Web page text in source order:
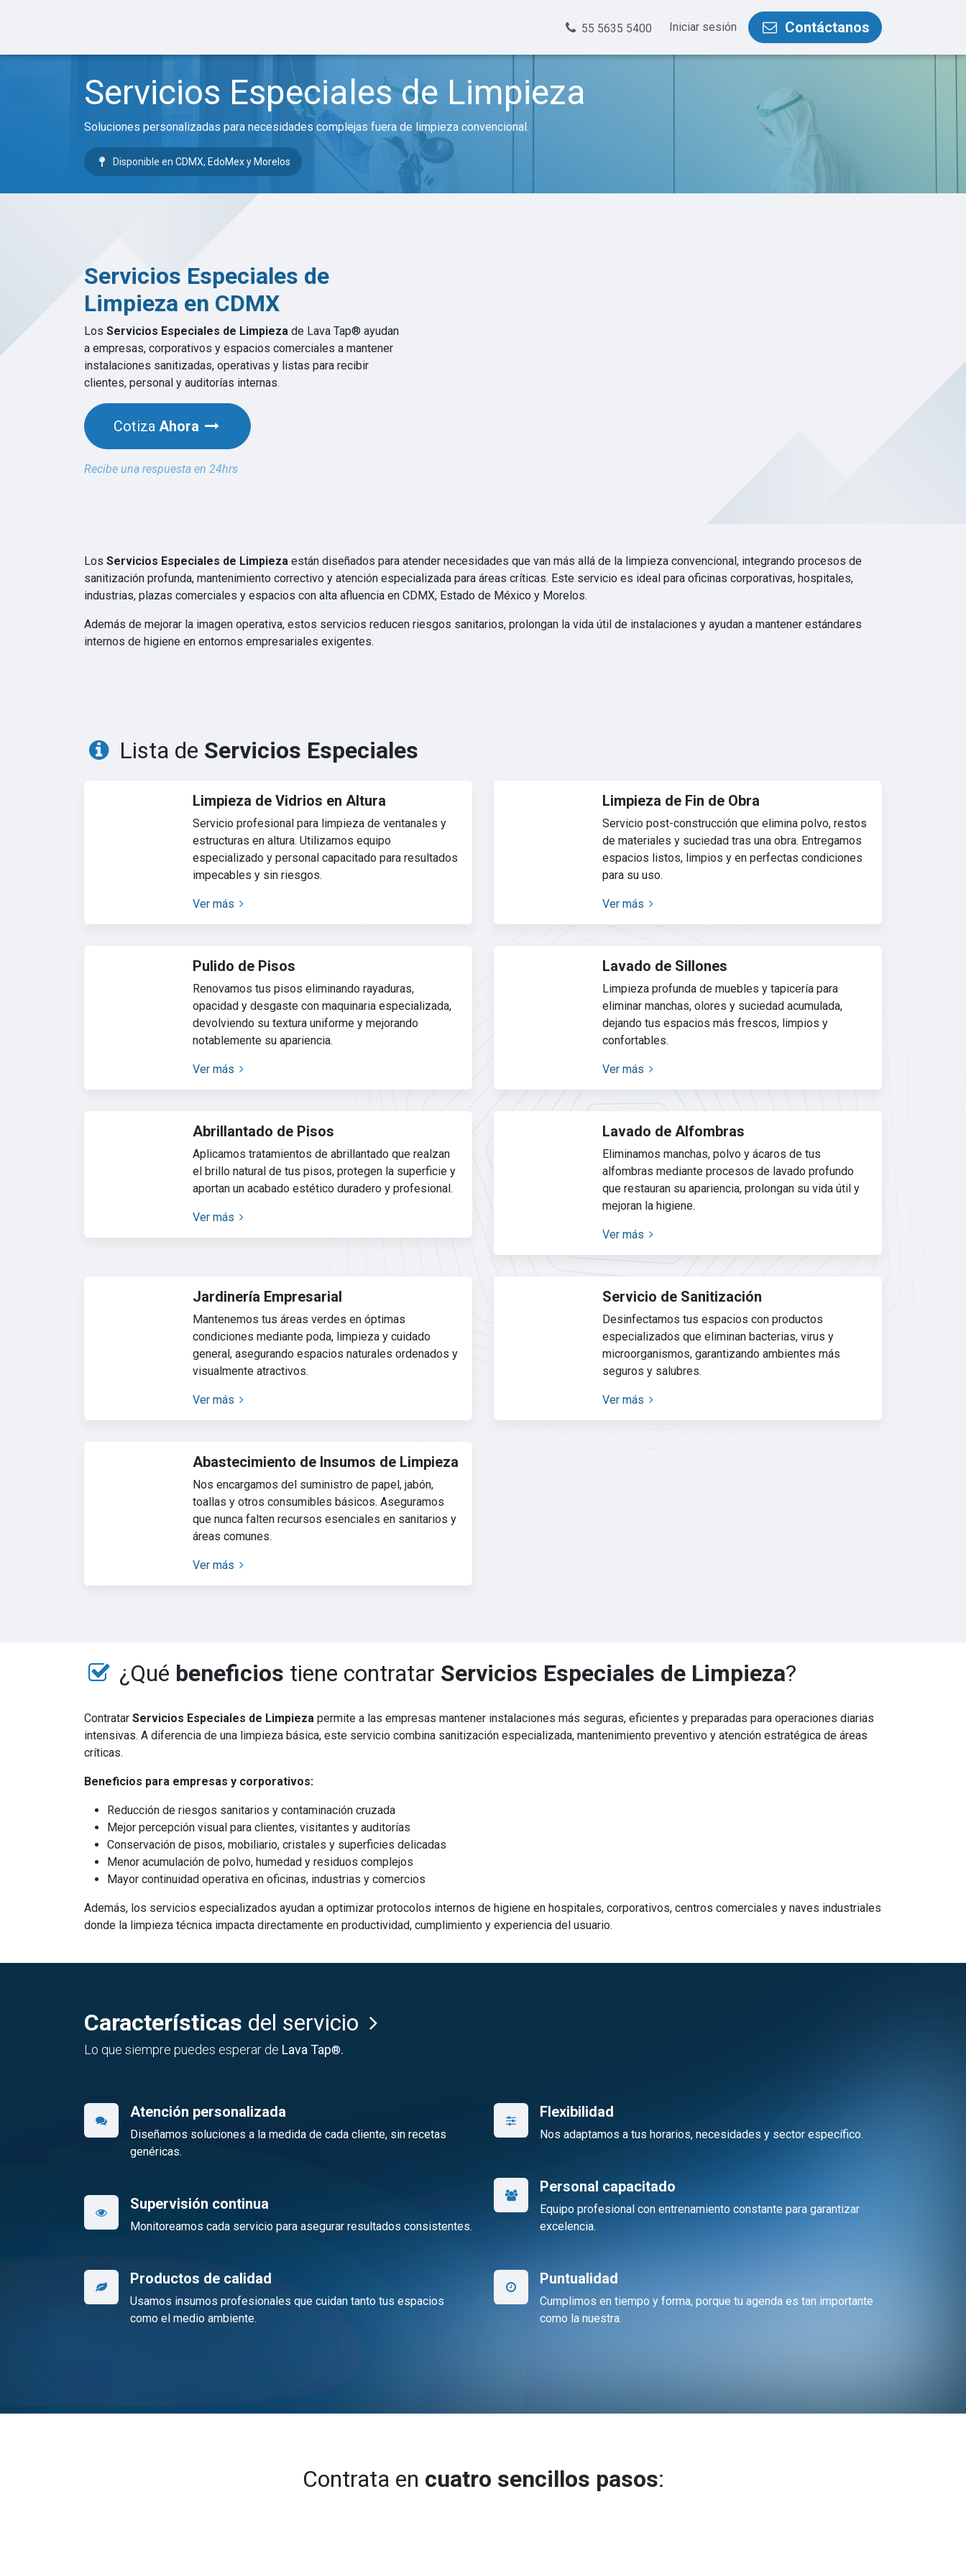
55 5635 5400 Iniciar sesión Contáctanos
Servicios Especiales de Limpieza
Soluciones personalizadas para necesidades complejas fuera de limpieza convencional.
Disponible en CDMX, EdoMexy Morelos
Servicios Especiales de
Limpieza en CDMX
Los Servicios Especiales de Limpieza de Lava Tap® ayudan
a empresas, corporativos y espacios comerciales a mantener
instalaciones sanitizadas, operativas y listas para recibir
clientes, personal y auditorías internas.
Cotiza Ahora
Recibe una respuesta en 24hrs
Los Servicios Especiales de Limpieza están diseñados para atender necesidades que van más allá de la limpieza convencional, integrando procesos de
sanitización profunda, mantenimiento correctivo y atención especializada para áreas críticas. Este servicio es ideal para oficinas corporativas, hospitales,
industrias, plazas comerciales y espacios con alta afluencia en CDMX, Estado de México y Morelos.
Además de mejorar la imagen operativa, estos servicios reducen riesgos sanitarios, prolongan la vida útil de instalaciones y ayudan a mantener estándares
internos de higiene en entornos empresariales exigentes.
Lista de Servicios Especiales
Limpieza de Vidrios en Altura
Servicio profesional para limpieza de ventanales y
estructuras en altura. Utilizamos equipo
especializado y personal capacitado para resultados
impecables y sin riesgos.
Ver más
Limpieza de Fin de Obra
Servicio post-construcción que elimina polvo, restos
de materiales y suciedad tras una obra. Entregamos
espacios listos, limpios y en perfectas condiciones
para su uso.
Ver más
Pulido de Pisos
Renovamos tus pisos eliminando rayaduras,
opacidad y desgaste con maquinaria especializada,
devolviendo su textura uniforme y mejorando
notablemente su apariencia.
Ver más
Lavado de Sillones
Limpieza profunda de muebles y tapicería para
eliminar manchas, olores y suciedad acumulada,
dejando tus espacios más frescos, limpios y
confortables.
Ver más
Abrillantado de Pisos
Aplicamos tratamientos de abrillantado que realzan
el brillo natural de tus pisos, protegen la superficie y
aportan un acabado estético duradero y profesional.
Ver más
Lavado de Alfombras
Eliminamos manchas, polvo y ácaros de tus
alfombras mediante procesos de lavado profundo
que restauran su apariencia, prolongan su vida útil y
mejoran la higiene.
Ver más
Jardinería Empresarial
Mantenemos tus áreas verdes en óptimas
condiciones mediante poda, limpieza y cuidado
general, asegurando espacios naturales ordenados y
visualmente atractivos.
Ver más
Servicio de Sanitización
Desinfectamos tus espacios con productos
especializados que eliminan bacterias, virus y
microorganismos, garantizando ambientes más
seguros y salubres.
Ver más
Abastecimiento de Insumos de Limpieza
Nos encargamos del suministro de papel, jabón,
toallas y otros consumibles básicos. Aseguramos
que nunca falten recursos esenciales en sanitarios y
áreas comunes.
Ver más
¿Qué beneficios tiene contratar Servicios Especiales de Limpieza?
Contratar Servicios Especiales de Limpieza permite a las empresas mantener instalaciones más seguras, eficientes y preparadas para operaciones diarias
intensivas. A diferencia de una limpieza básica, este servicio combina sanitización especializada, mantenimiento preventivo y atención estratégica de áreas
críticas.
Beneficios para empresas y corporativos:
Reducción de riesgos sanitarios y contaminación cruzada
Mejor percepción visual para clientes, visitantes y auditorías
Conservación de pisos, mobiliario, cristales y superficies delicadas
Menor acumulación de polvo, humedad y residuos complejos
Mayor continuidad operativa en oficinas, industrias y comercios
Además, los servicios especializados ayudan a optimizar protocolos internos de higiene en hospitales, corporativos, centros comerciales y naves industriales
donde la limpieza técnica impacta directamente en productividad, cumplimiento y experiencia del usuario.
Características del servicio
Lo que siempre puedes esperar de Lava Tap®.
Atención personalizada
Diseñamos soluciones a la medida de cada cliente, sin recetas
genéricas.
Supervisión continua
Monitoreamos cada servicio para asegurar resultados consistentes.
Productos de calidad
Usamos insumos profesionales que cuidan tanto tus espacios
como el medio ambiente.
Flexibilidad
Nos adaptamos a tus horarios, necesidades y sector específico.
Personal capacitado
Equipo profesional con entrenamiento constante para garantizar
excelencia.
Puntualidad
Cumplimos en tiempo y forma, porque tu agenda es tan importante
como la nuestra.
Contrata en cuatro sencillos pasos: